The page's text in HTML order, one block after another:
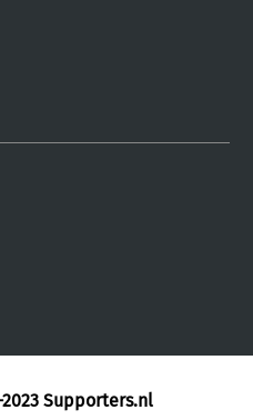
Supporters.nl